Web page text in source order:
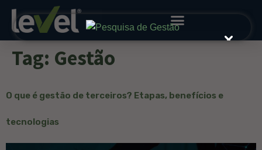
Tag: Gestão
O que é gestão de terceiros? Etapas, benefícios e
tecnologias